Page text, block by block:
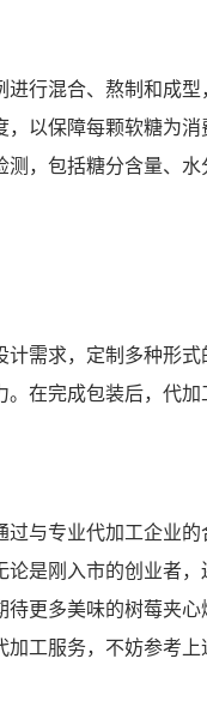
行混合、熬制和成型
以保障每颗软糖为消
，包括糖分含量、
需求，定制多种形
在完成包装后，代加
与专业代加工企业
是刚入市的创业者，
更多美味的树莓夹心
加工服务，不妨参考